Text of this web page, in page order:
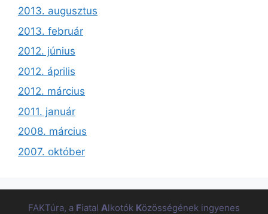
2013. augusztus
2013. február
2012. június
2012. április
2012. március
2011. január
2008. március
2007. október
FAKTúra, a Fiatal Alkotók Közösségének ingyenes